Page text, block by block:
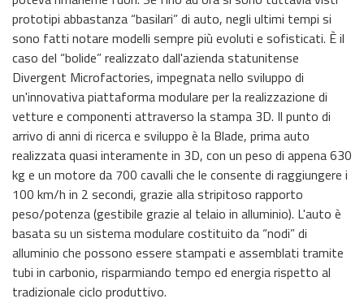
prototipi abbastanza “basilari” di auto, negli ultimi tempi si
sono fatti notare modelli sempre più evoluti e sofisticati. È il
caso del “bolide” realizzato dall'azienda statunitense
Divergent Microfactories, impegnata nello sviluppo di
un'innovativa piattaforma modulare per la realizzazione di
vetture e componenti attraverso la stampa 3D. Il punto di
arrivo di anni di ricerca e sviluppo è la Blade, prima auto
realizzata quasi interamente in 3D, con un peso di appena 630
kg e un motore da 700 cavalli che le consente di raggiungere i
100 km/h in 2 secondi, grazie alla stripitoso rapporto
peso/potenza (gestibile grazie al telaio in alluminio). L'auto è
basata su un sistema modulare costituito da “nodi” di
alluminio che possono essere stampati e assemblati tramite
tubi in carbonio, risparmiando tempo ed energia rispetto al
tradizionale ciclo produttivo.